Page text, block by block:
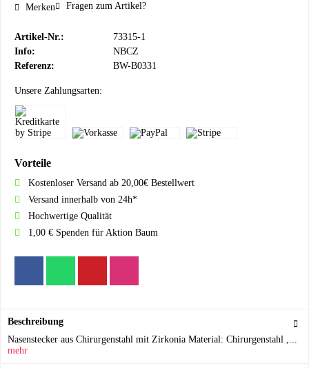
Merken Fragen zum Artikel?
Artikel-Nr.:
73315-1
Info:
NBCZ
Referenz:
BW-B0331
Unsere Zahlungsarten:
Vorteile
Kostenloser Versand ab 20,00€ Bestellwert
Versand innerhalb von 24h*
Hochwertige Qualität
1,00 € Spenden für Aktion Baum
Beschreibung
Nasenstecker aus Chirurgenstahl mit Zirkonia Material: Chirurgenstahl ,...
mehr